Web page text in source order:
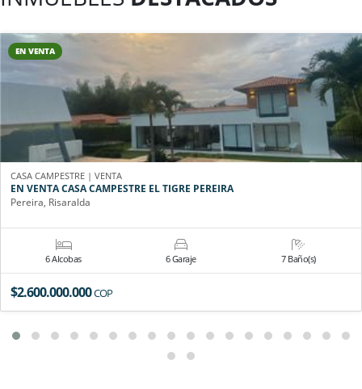
EN VENTA
CASA CAMPESTRE | VENTA
EN VENTA CASA CAMPESTRE EL TIGRE PEREIRA
Pereira, Risaralda
6 Alcobas 6 Garaje 7 Baño(s)
$2.600.000.000COP